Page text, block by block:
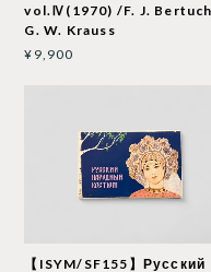
vol.Ⅳ(1970) /F. J.
G. W. Krauss
¥9,900
【ISYM/SF155】Русский